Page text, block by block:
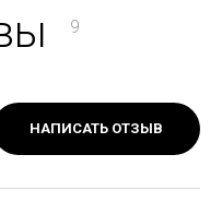
9
НАПИСАТЬ ОТЗЫВ